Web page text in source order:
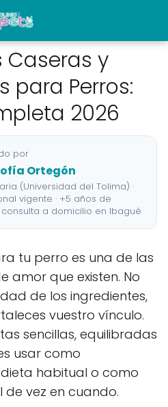
Caseras y
para Perros:
2026
por
Ortegón
(Universidad del Tolima) ·
vigente · +5 años de
a domicilio en Ibagué
tu perro es una de las
amor que existen. No
de los ingredientes,
vuestro vínculo.
sencillas, equilibradas
usar como
habitual o como
vez en cuando.